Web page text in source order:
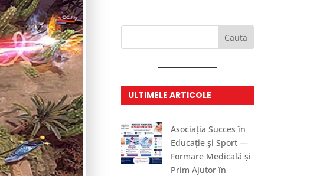
Caută
ULTIMELE ARTICOLE
Asociația Succes în
Educație și Sport —
Formare Medicală și
Prim Ajutor în